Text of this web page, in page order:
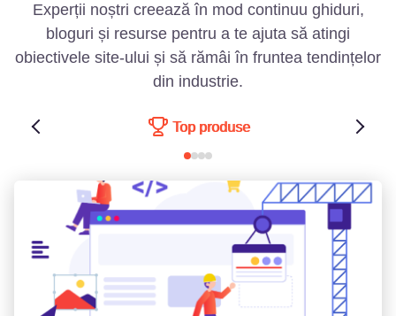
Experții noștri creează în mod continuu ghiduri,
bloguri și resurse pentru a te ajuta să atingi
obiectivele site-ului și să rămâi în fruntea tendințelor
din industrie.
Top produse